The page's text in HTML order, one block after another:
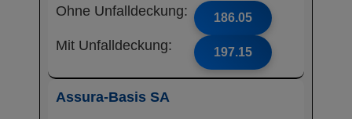
Ohne Unfalldeckung: 186.05
Mit Unfalldeckung: 197.15
Assura-Basis SA